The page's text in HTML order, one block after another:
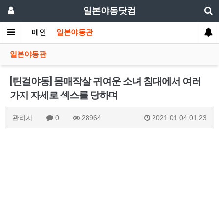
일본야동닷컴
메인 일본야동관
일본야동관
[틴걸야동] 몸매작살 귀여운 소녀 침대에서 여러
가지 자세로 섹스를 당하며
관리자 0 28964 2021.01.04 01:23